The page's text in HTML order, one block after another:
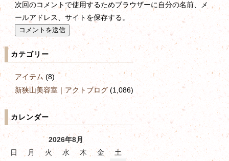
次回のコメントで使用するためブラウザーに自分の名前、メ
ールアドレス、サイトを保存する。
カテゴリー
アイテム (8)
新狭山美容室｜アクトブログ(1,086)
カレンダー
2026年8月
日
月 火 水 木 金
土